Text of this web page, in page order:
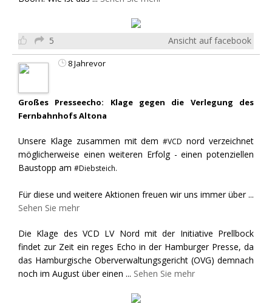
5 Ansicht auf facebook
8 Jahrevor
Großes Presseecho: Klage gegen die Verlegung des
Fernbahnhofs Altona
Unsere Klage zusammen mit dem#VCD nord verzeichnet
möglicherweise einen weiteren Erfolg - einen potenziellen
Baustopp am #Diebsteich.
Für diese und weitere Aktionen freuen wir uns immer über ...
Sehen Sie mehr
Die Klage des VCD LV Nord mit der Initiative Prellbock
findet zur Zeit ein reges Echo in der Hamburger Presse, da
das Hamburgische Oberverwaltungsgericht (OVG) demnach
noch im August über einen ... Sehen Sie mehr